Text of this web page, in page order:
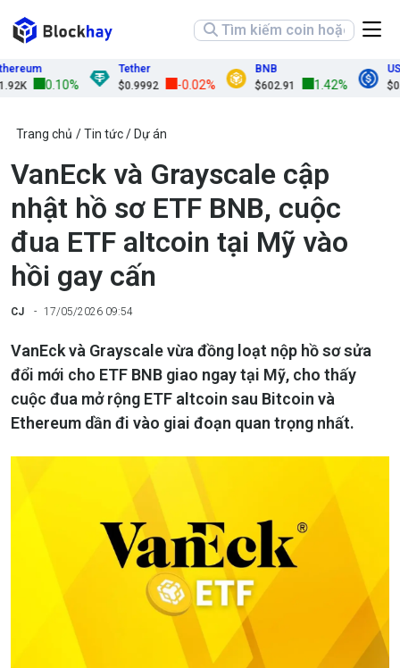
0.10%
Tether
$0.9992
-0.02%
BNB
$602.91
1.42%
USDC
Trang chủ Tin tức Dự án
VanEck và Grayscale cập
nhật hồ sơ ETF BNB, cuộc
đua ETF altcoin tại Mỹ vào
hồi gay cấn
CJ 17/05/2026 09:54
VanEck và Grayscale vừa đồng loạt nộp hồ sơ sửa
đổi mới cho ETF BNB giao ngay tại Mỹ, cho thấy
cuộc đua mở rộng ETF altcoin sau Bitcoin và
Ethereum dần đi vào giai đoạn quan trọng nhất.